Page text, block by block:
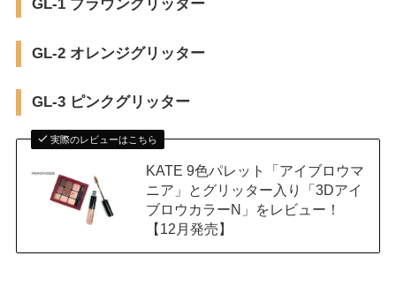
GL-1 ブラウングリッター
GL-2 オレンジグリッター
GL-3 ピンクグリッター
実際のレビューはこちら
KATE 9色パレット「アイブロウマ
ニア」とグリッター入り「3Dアイ
ブロウカラーN」をレビュー！
【12月発売】